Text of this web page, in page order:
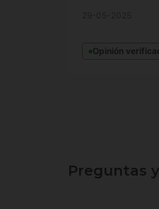
Opinión
Preguntas